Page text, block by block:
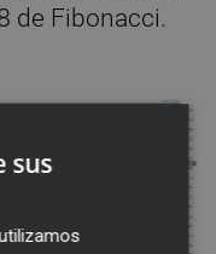
de Fibonacci.
sus